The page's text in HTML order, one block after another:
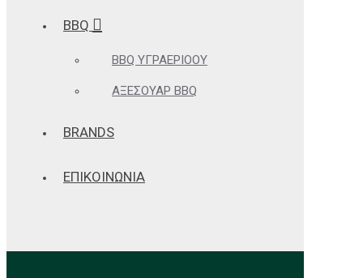
BBQ
BBQ ΥΓΡΑΕΡΊΟΟΥ
ΑΞΕΣΟΥΆΡ BBQ
BRANDS
ΕΠΙΚΟΙΝΩΝΙΑ